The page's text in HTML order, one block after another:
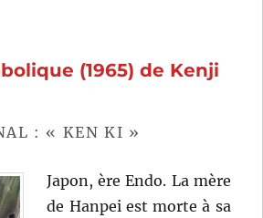
Stanley(1965) de Kenji
: « KEN KI »
Japon, ère Endo. La mère
de Hanpei est morte à sa